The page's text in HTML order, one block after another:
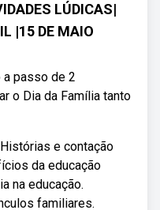
LÚDICAS|
|15 DE MAIO
passo de 2
o Dia da Família tanto
e contação
da educação
na educação.
familiares.